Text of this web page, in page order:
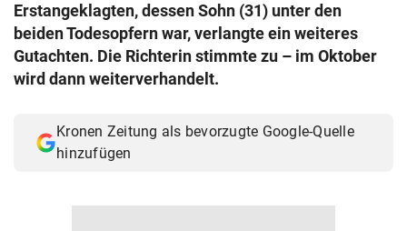
Erstangeklagten, dessen Sohn (31) unter den
beiden Todesopfern war, verlangte ein weiteres
Gutachten. Die Richterin stimmte zu – im Oktober
wird dann weiterverhandelt.
Kronen Zeitung als bevorzugte Google-Quelle
hinzufügen